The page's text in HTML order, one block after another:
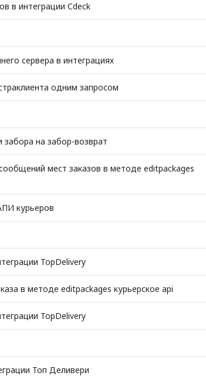
в интеграции Cdeck
сервера в интеграциях
одним запросом
забора на забор-возврат
мест заказов в методе editpackages
курьеров
TopDelivery
в методе editpackages курьерское api
TopDelivery
Топ Деливери